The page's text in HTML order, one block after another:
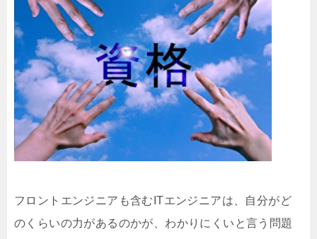
フロントエンジニアも含むITエンジニアは、自分がど
のくらいの力があるのかが、わかりにくいと言う問題